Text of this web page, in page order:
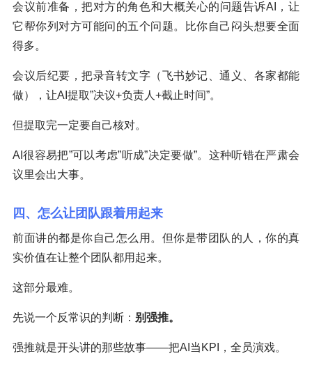
会议前准备，把对方的角色和大概关心的问题告诉AI，让
它帮你列对方可能问的五个问题。比你自己闷头想要全面
得多。
会议后纪要，把录音转文字（飞书妙记、通义、各家都能
做），让AI提取”决议+负责人+截止时间”。
但提取完一定要自己核对。
AI很容易把”可以考虑”听成”决定要做”。这种听错在严肃会
议里会出大事。
四、怎么让团队跟着用起来
前面讲的都是你自己怎么用。但你是带团队的人，你的真
实价值在让整个团队都用起来。
这部分最难。
先说一个反常识的判断： 别强推。
强推就是开头讲的那些故事——把AI当KPI，全员演戏。